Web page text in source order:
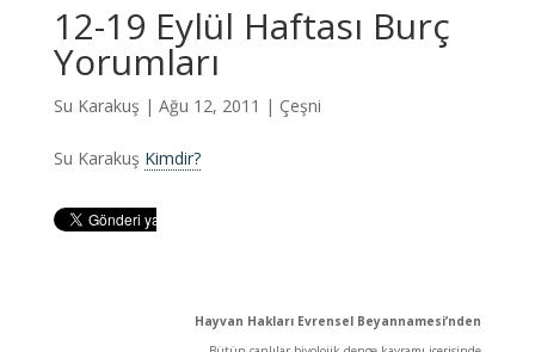
12-19 Eylül Haftası Burç
Yorumları
Su Karakuş | Ağu 12, 2011 | Çeşni
Su Karakuş Kimdir?
Hayvan Hakları Evrensel Beyannamesi’nden